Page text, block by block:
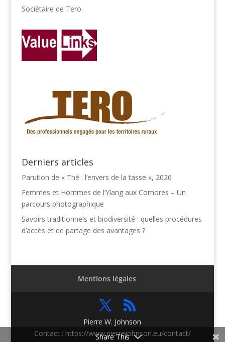
Sociétaire de Tero.
Derniers articles
Parution de « Thé : l’envers de la tasse », 2026
Femmes et Hommes de l’Ylang aux Comores – Un
parcours photographique
Savoirs traditionnels et biodiversité : quelles procédures
d’accès et de partage des avantages ?
Mentions légales
Pierre W. Johnson
Contact : https://www.pierrejohnson.eu/contact/
Share This